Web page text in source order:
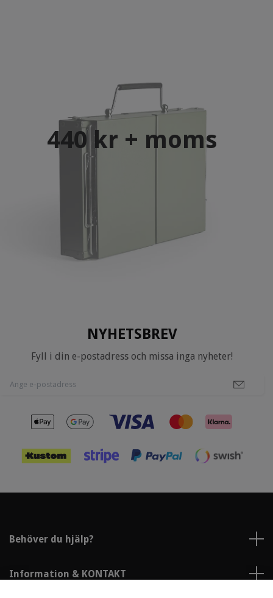
440 kr + moms
NYHETSBREV
Fyll i din e-postadress och missa inga nyheter!
Behöver du hjälp?
Information & KONTAKT